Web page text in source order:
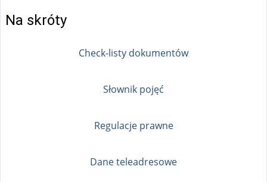
Na skróty
Check-listy dokumentów
Słownik pojęć
Regulacje prawne
Dane teleadresowe